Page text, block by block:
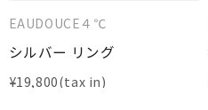
EAUDOUCE４℃
シルバー リング
¥19,800